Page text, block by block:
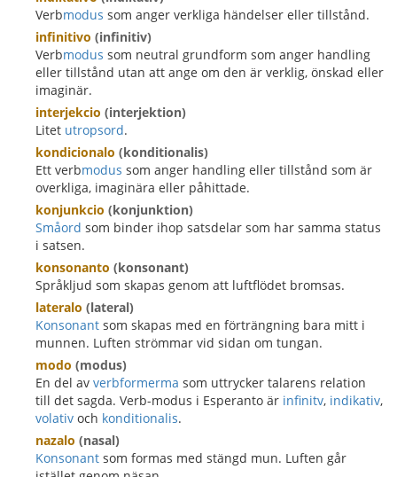
Verbmodus som anger verkliga händelser eller tillstånd.
infinitivo (infinitiv)
Verbmodus som neutral grundform som anger handling
eller tillstånd utan att ange om den är verklig, önskad eller
imaginär.
interjekcio (interjektion)
Litet utropsord.
kondicionalo (konditionalis)
Ett verbmodus som anger handling eller tillstånd som är
overkliga, imaginära eller påhittade.
konjunkcio (konjunktion)
Småord som binder ihop satsdelar som har samma status
i satsen.
konsonanto (konsonant)
Språkljud som skapas genom att luftflödet bromsas.
lateralo (lateral)
Konsonant som skapas med en förträngning bara mitt i
munnen. Luften strömmar vid sidan om tungan.
modo (modus)
En del av verbformerma som uttrycker talarens relation
till det sagda. Verb-modus i Esperanto är infinitv, indikativ,
volativ och konditionalis.
nazalo (nasal)
Konsonant som formas med stängd mun. Luften går